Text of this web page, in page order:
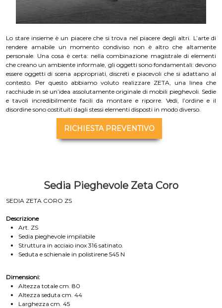
Lo stare insieme è un piacere che si trova nel piacere degli altri. L’arte di
rendere amabile un momento condiviso non è altro che altamente
personale. Una cosa è certa: nella combinazione magistrale di elementi
che creano un ambiente informale, gli oggetti sono fondamentali: devono
essere oggetti di scena appropriati, discreti e piacevoli che si adattano al
contesto. Per questo abbiamo voluto realizzare ZETA, una linea che
racchiude in sé un’idea assolutamente originale di mobili pieghevoli. Sedie
e tavoli incredibilmente facili da montare e riporre. Vedi, l’ordine e il
disordine sono costituiti dagli stessi elementi disposti in modo diverso.
RICHIESTA PREVENTIVO
Sedia Pieghevole Zeta Coro
SEDIA ZETA CORO ZS
Descrizione
Art. ZS
Sedia pieghevole impilabile
Struttura in acciaio inox 316 satinato.
Seduta e schienale in polistirene 545 N
Dimensioni:
Altezza totale cm. 80
Altezza seduta cm. 44
Larghezza cm. 45